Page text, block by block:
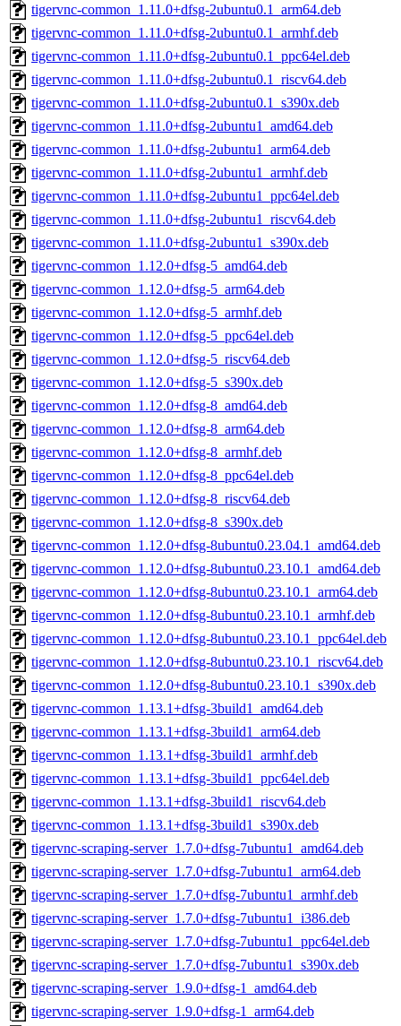
tigervnc-common_1.11.0+dfsg-2ubuntu0.1_arm64.deb
tigervnc-common_1.11.0+dfsg-2ubuntu0.1_armhf.deb
tigervnc-common_1.11.0+dfsg-2ubuntu0.1_ppc64el.deb
tigervnc-common_1.11.0+dfsg-2ubuntu0.1_riscv64.deb
tigervnc-common_1.11.0+dfsg-2ubuntu0.1_s390x.deb
tigervnc-common_1.11.0+dfsg-2ubuntu1_amd64.deb
tigervnc-common_1.11.0+dfsg-2ubuntu1_arm64.deb
tigervnc-common_1.11.0+dfsg-2ubuntu1_armhf.deb
tigervnc-common_1.11.0+dfsg-2ubuntu1_ppc64el.deb
tigervnc-common_1.11.0+dfsg-2ubuntu1_riscv64.deb
tigervnc-common_1.11.0+dfsg-2ubuntu1_s390x.deb
tigervnc-common_1.12.0+dfsg-5_amd64.deb
tigervnc-common_1.12.0+dfsg-5_arm64.deb
tigervnc-common_1.12.0+dfsg-5_armhf.deb
tigervnc-common_1.12.0+dfsg-5_ppc64el.deb
tigervnc-common_1.12.0+dfsg-5_riscv64.deb
tigervnc-common_1.12.0+dfsg-5_s390x.deb
tigervnc-common_1.12.0+dfsg-8_amd64.deb
tigervnc-common_1.12.0+dfsg-8_arm64.deb
tigervnc-common_1.12.0+dfsg-8_armhf.deb
tigervnc-common_1.12.0+dfsg-8_ppc64el.deb
tigervnc-common_1.12.0+dfsg-8_riscv64.deb
tigervnc-common_1.12.0+dfsg-8_s390x.deb
tigervnc-common_1.12.0+dfsg-8ubuntu0.23.04.1_amd64.deb
tigervnc-common_1.12.0+dfsg-8ubuntu0.23.10.1_amd64.deb
tigervnc-common_1.12.0+dfsg-8ubuntu0.23.10.1_arm64.deb
tigervnc-common_1.12.0+dfsg-8ubuntu0.23.10.1_armhf.deb
tigervnc-common_1.12.0+dfsg-8ubuntu0.23.10.1_ppc64el.deb
tigervnc-common_1.12.0+dfsg-8ubuntu0.23.10.1_riscv64.deb
tigervnc-common_1.12.0+dfsg-8ubuntu0.23.10.1_s390x.deb
tigervnc-common_1.13.1+dfsg-3build1_amd64.deb
tigervnc-common_1.13.1+dfsg-3build1_arm64.deb
tigervnc-common_1.13.1+dfsg-3build1_armhf.deb
tigervnc-common_1.13.1+dfsg-3build1_ppc64el.deb
tigervnc-common_1.13.1+dfsg-3build1_riscv64.deb
tigervnc-common_1.13.1+dfsg-3build1_s390x.deb
tigervnc-scraping-server_1.7.0+dfsg-7ubuntu1_amd64.deb
tigervnc-scraping-server_1.7.0+dfsg-7ubuntu1_arm64.deb
tigervnc-scraping-server_1.7.0+dfsg-7ubuntu1_armhf.deb
tigervnc-scraping-server_1.7.0+dfsg-7ubuntu1_i386.deb
tigervnc-scraping-server_1.7.0+dfsg-7ubuntu1_ppc64el.deb
tigervnc-scraping-server_1.7.0+dfsg-7ubuntu1_s390x.deb
tigervnc-scraping-server_1.9.0+dfsg-1_amd64.deb
tigervnc-scraping-server_1.9.0+dfsg-1_arm64.deb